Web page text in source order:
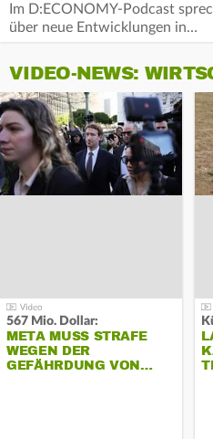
Im D:ECONOMY-Podcast
über neue Entwicklungen in…
VIDEO-NEWS:
567 Mio. Dollar:
META MUSS STRAFE
WEGEN DER
GEFÄHRDUNG VON…